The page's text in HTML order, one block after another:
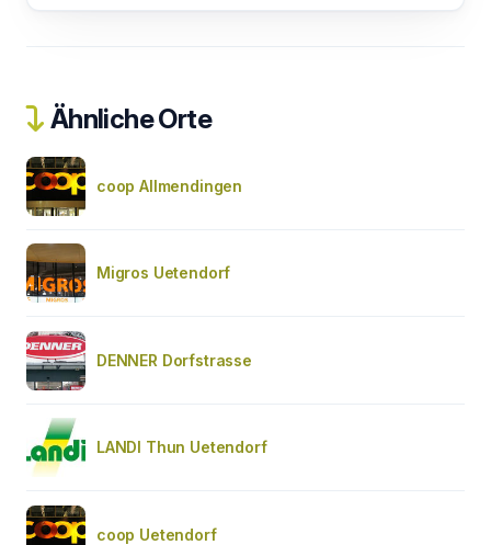
Ähnliche Orte
coop Allmendingen
Migros Uetendorf
DENNER Dorfstrasse
LANDI Thun Uetendorf
coop Uetendorf